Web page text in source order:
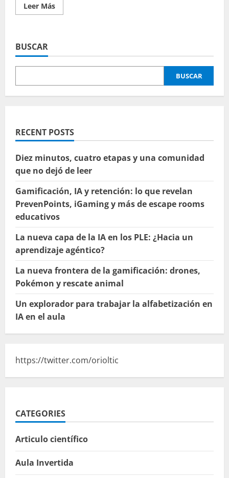
Leer MásLeer
más
llámalo como
BUSCAR
BUSCAR
RECENT POSTS
Diez minutos, cuatro etapas y una comunidad
que no dejó de leer
Gamificación, IA y retención: lo que revelan
PrevenPoints, iGaming y más de escape rooms
educativos
La nueva capa de la IA en los PLE: ¿Hacia un
aprendizaje agéntico?
La nueva frontera de la gamificación: drones,
Pokémon y rescate animal
Un explorador para trabajar la alfabetización en
IA en el aula
https://twitter.com/orioltic
CATEGORIES
Articulo científico
Aula Invertida